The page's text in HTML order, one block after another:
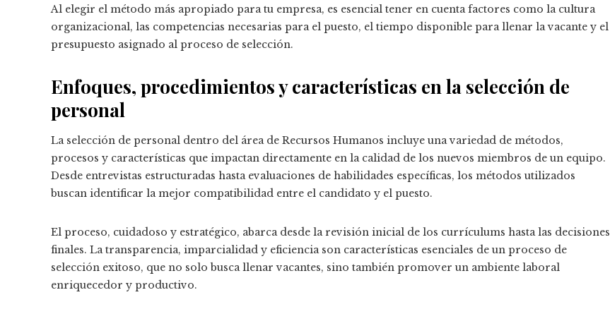
Al elegir el método más apropiado para tu empresa, es esencial tener en cuenta factores como la cultura
organizacional, las competencias necesarias para el puesto, el tiempo disponible para llenar la vacante y el
presupuesto asignado al proceso de selección.
Enfoques, procedimientos y características en la selección de
personal
La selección de personal dentro del área de Recursos Humanos incluye una variedad de métodos,
procesos y características que impactan directamente en la calidad de los nuevos miembros de un equipo.
Desde entrevistas estructuradas hasta evaluaciones de habilidades específicas, los métodos utilizados
buscan identificar la mejor compatibilidad entre el candidato y el puesto.
El proceso, cuidadoso y estratégico, abarca desde la revisión inicial de los currículums hasta las decisiones
finales. La transparencia, imparcialidad y eficiencia son características esenciales de un proceso de
selección exitoso, que no solo busca llenar vacantes, sino también promover un ambiente laboral
enriquecedor y productivo.